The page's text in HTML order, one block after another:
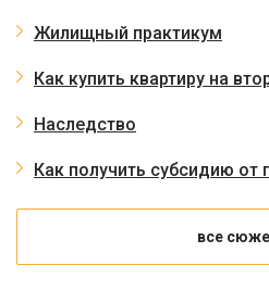
Жилищный практикум
Как купить квартиру на
Наследство
Как получить субсидию от
все